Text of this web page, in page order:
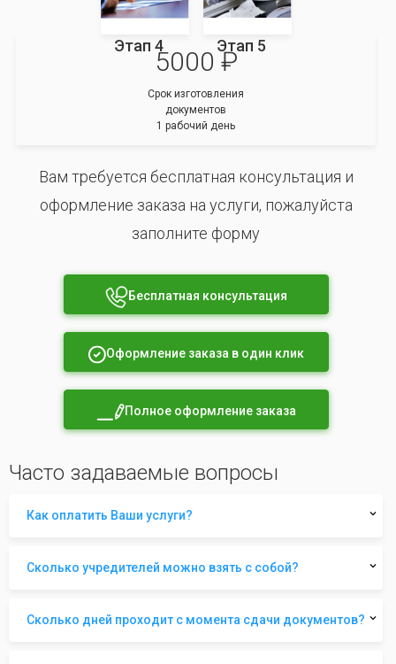
Этап 4 Этап 5
5000 ₽
Срок изготовления
документов
1 рабочий день
Вам требуется бесплатная консультация и
оформление заказа на услуги, пожалуйста
заполните форму
Бесплатная консультация
Оформление заказа в один клик
Полное оформление заказа
Часто задаваемые вопросы
Как оплатить Ваши услуги?
Сколько учредителей можно взять с собой?
Сколько дней проходит с момента сдачи документов?